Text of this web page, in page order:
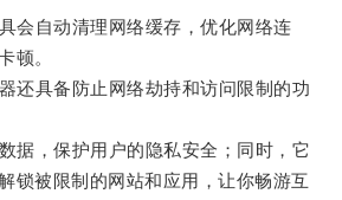
自动清理网络缓存，优化网络连
顿。
具备防止网络劫持和访问限制的功
，保护用户的隐私安全；同时，它
锁被限制的网站和应用，让你畅游互